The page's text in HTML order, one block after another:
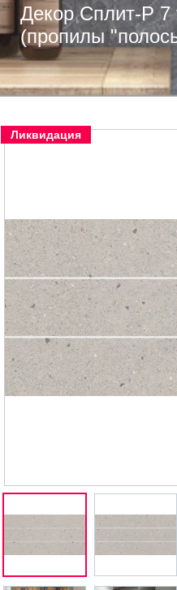
Декор Сплит-Р 7
(пропилы
Ликвидация